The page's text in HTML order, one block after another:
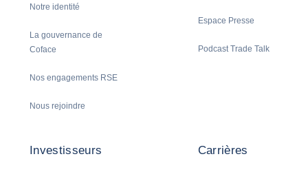
Notre identité
La gouvernance de
Coface
Nos engagements RSE
Nous rejoindre
Espace Presse
Podcast Trade Talk
Investisseurs Carrières